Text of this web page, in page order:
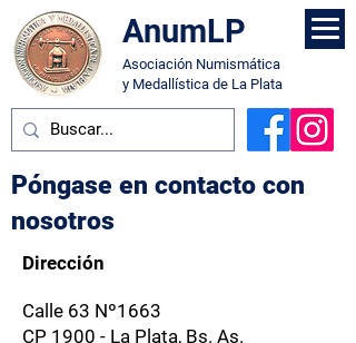
AnumLP
Asociación Numismática
y Medallística de La Plata
Póngase en contacto con
nosotros
Dirección
Calle 63 Nº1663
CP 1900 - La Plata, Bs. As.